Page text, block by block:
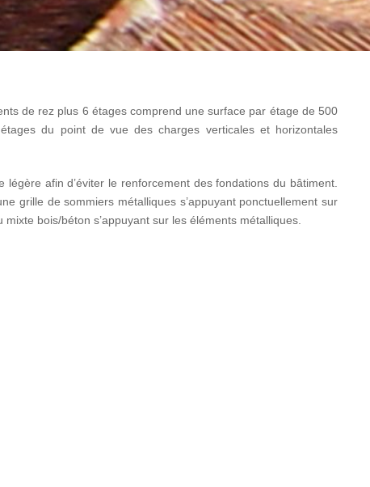
de rez plus 6 étages comprend une surface par étage de 500
du point de vue des charges verticales et horizontales
afin d’éviter le renforcement des fondations du bâtiment.
grille de sommiers métalliques s’appuyant ponctuellement sur
bois/béton s’appuyant sur les éléments métalliques.